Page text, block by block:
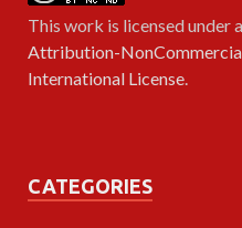
This work is licensed under a
Attribution-
International License.
CATEGORIES